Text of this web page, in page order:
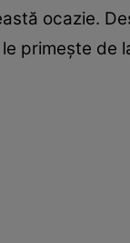
ocazie.
primește de